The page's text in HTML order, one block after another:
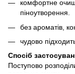
комфортне
піноутворення.
без ароматів,
чудово
Спосіб
Поступово